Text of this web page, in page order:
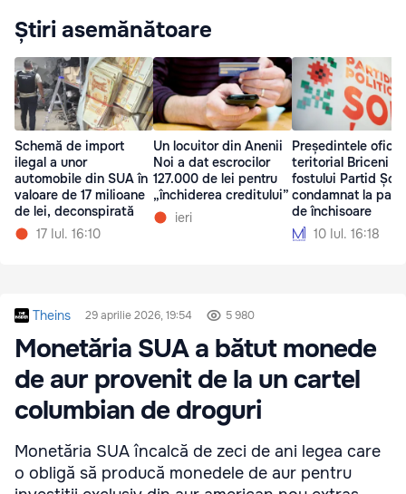
Știri asemănătoare
Schemă de import
ilegal a unor
automobile din SUA în
valoare de 17 milioane
de lei, deconspirată
17 Iul. 16:10
Un locuitor din Anenii
Noi a dat escrocilor
127.000 de lei pentru
„închiderea creditului”
ieri
Președintele
teritorial Briceni a
fostului Partid Șor,
condamnat la
de închisoare
10 Iul. 16:18
Theins 29 aprilie 2026, 19:54 5 980
Monetăria SUA a bătut monede
de aur provenit de la un cartel
columbian de droguri
Monetăria SUA încalcă de zeci de ani legea care
o obligă să producă monedele de aur pentru